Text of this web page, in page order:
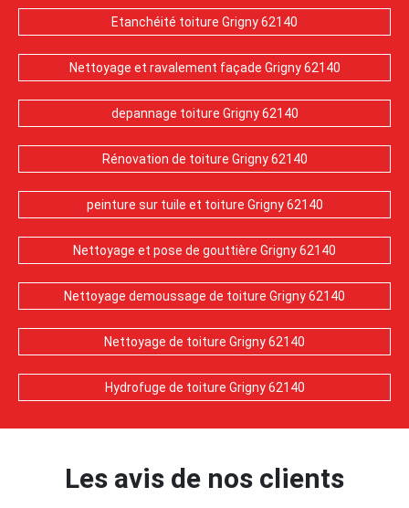
Etanchéité toiture Grigny 62140
Nettoyage et ravalement façade Grigny 62140
depannage toiture Grigny 62140
Rénovation de toiture Grigny 62140
peinture sur tuile et toiture Grigny 62140
Nettoyage et pose de gouttière Grigny 62140
Nettoyage demoussage de toiture Grigny 62140
Nettoyage de toiture Grigny 62140
Hydrofuge de toiture Grigny 62140
Les avis de nos clients